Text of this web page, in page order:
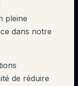
pleine
dans notre
de réduire